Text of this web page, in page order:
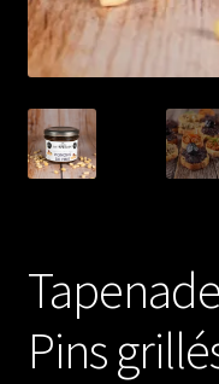
Pins